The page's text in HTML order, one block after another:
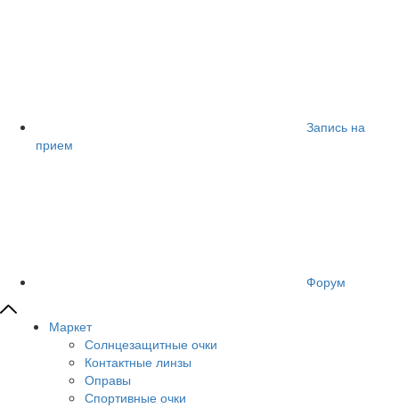
Запись на
прием
Форум
Маркет
Солнцезащитные очки
Контактные линзы
Оправы
Спортивные очки